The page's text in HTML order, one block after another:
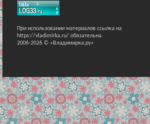
При использовании материалов ссылка на
https://vladimirka.ru/ обязательна.
2006-2026 © «Владимирка.ру»